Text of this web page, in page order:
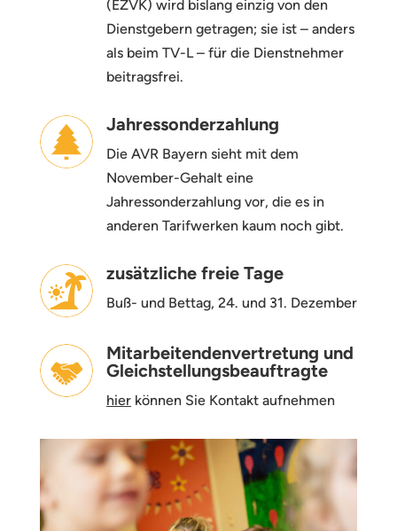
(EZVK) wird bislang einzig von den
Dienstgebern getragen; sie ist – anders
als beim TV-L – für die Dienstnehmer
beitragsfrei.
Jahressonderzahlung
Die AVR Bayern sieht mit dem
November-Gehalt eine
Jahressonderzahlung vor, die es in
anderen Tarifwerken kaum noch gibt.
zusätzliche freie Tage
Buß- und Bettag, 24. und 31. Dezember
Mitarbeitendenvertretung und
Gleichstellungsbeauftragte
hierkönnen Sie Kontakt aufnehmen